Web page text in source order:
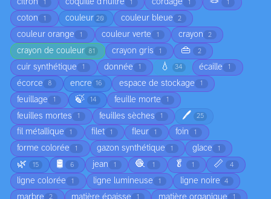
citron 1 coquille d'huître 1 cordage 1 1
coton 1 couleur 20 couleur bleue 2
couleur orange 1 couleur verte 1 crayon 2
crayon de couleur 81 crayon gris 1 👜 2
cuir synthétique 1 donnée 1 💧 34 écaille 1
écorce 8 encre 16 espace de stockage 1
feuillage 1 🍃 14 feuille morte 1
feuilles mortes 1 feuilles sèches 1 🖊️ 25
fil métallique 1 filet 1 fleur 1 foin 1
forme colorée 1 gazon synthétique 1 glace 1
🌿 15 🛢️ 6 jean 1 🧶 1 🥬 1 📏 4
ligne colorée 1 ligne lumineuse 1 ligne noire 4
2 1 1